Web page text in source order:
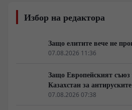
Избор на редактора
Защо елитите вече не
07.08.2026 11:36
Защо Европейският съюз
Казахстан за
07.08.2026 07:38